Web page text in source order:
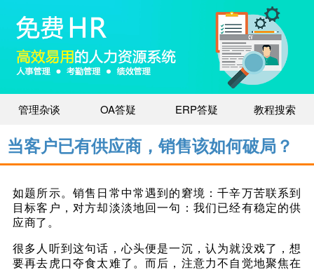
管理杂谈 OA答疑 ERP答疑 教程搜索
当客户已有供应商，销售该如何破局？
如题所示。销售日常中常遇到的窘境：千辛万苦联系到
目标客户，对方却淡淡地回一句：我们已经有稳定的供
应商了。
很多人听到这句话，心头便是一沉，认为就没戏了，想
要再去虎口夺食太难了。而后，注意力不自觉地聚焦在